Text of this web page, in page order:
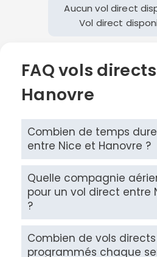
Aucun vol direct
Vol direct
FAQ vols
Hanovre
Combien de temps
entre Nice et Hanovre ?
Quelle compagnie
pour un vol direct entre
?
Combien de vols
programmés chaque